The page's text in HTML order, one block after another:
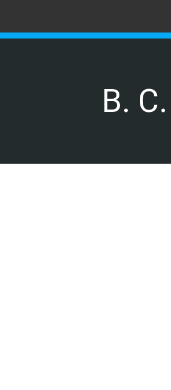
springen
B. C.